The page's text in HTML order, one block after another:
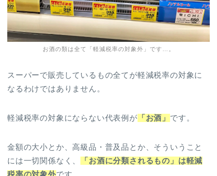
お酒の類は全て「軽減税率の対象外」です…。
スーパーで販売しているもの全てが軽減税率の対象に
なるわけではありません。
軽減税率の対象にならない代表例が 「お酒」 です。
金額の大小とか、高級品・普及品とか、そういうこと
には一切関係なく、
「お酒に分類されるもの」は軽減